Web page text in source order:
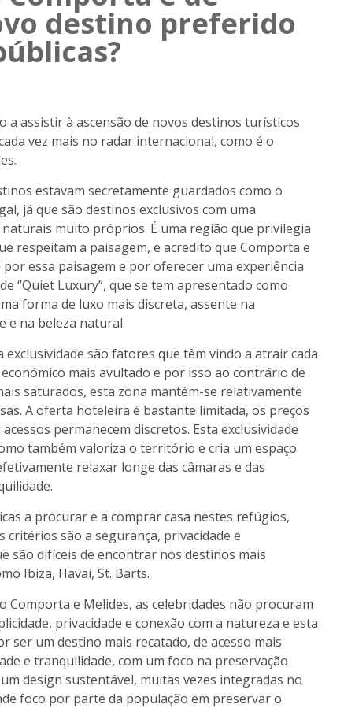
destino preferido
a assistir à ascensão de novos destinos turísticos
vez mais no radar internacional, como é o
estavam secretamente guardados como o
já que são destinos exclusivos com uma
naturais muito próprios. É uma região que privilegia
respeitam a paisagem, e acredito que Comporta e
essa paisagem e por oferecer uma experiência
“Quiet Luxury”, que se tem apresentado como
forma de luxo mais discreta, assente na
e na beleza natural.
exclusividade são fatores que têm vindo a atrair cada
mais avultado e por isso ao contrário de
saturados, esta zona mantém-se relativamente
A oferta hoteleira é bastante limitada, os preços
permanecem discretos. Esta exclusividade
também valoriza o território e cria um espaço
relaxar longe das câmaras e das
a procurar e a comprar casa nestes refúgios,
critérios são a segurança, privacidade e
são difíceis de encontrar nos destinos mais
Ibiza, Havai, St. Barts.
Comporta e Melides, as celebridades não procuram
privacidade e conexão com a natureza e esta
ser um destino mais recatado, de acesso mais
e tranquilidade, com um foco na preservação
design sustentável, muitas vezes integradas no
foco por parte da população em preservar o